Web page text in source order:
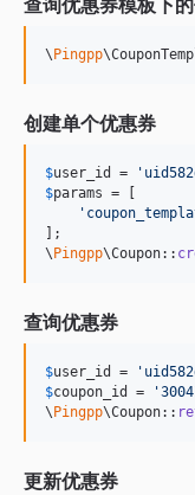
\ Pingpp
创建单个优惠券
$user_id = '
$params = [
'
];
\ Pingpp\Coupon::
查询优惠券
$user_id = '
$coupon_id = '
\ Pingpp\Coupon::
更新优惠券